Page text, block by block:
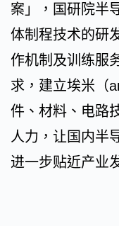
案」，国研院半
体制程技术的研
作机制及训练服
求，建立埃米（
件、材料、电路
人力，让国内半
进一步贴近产业